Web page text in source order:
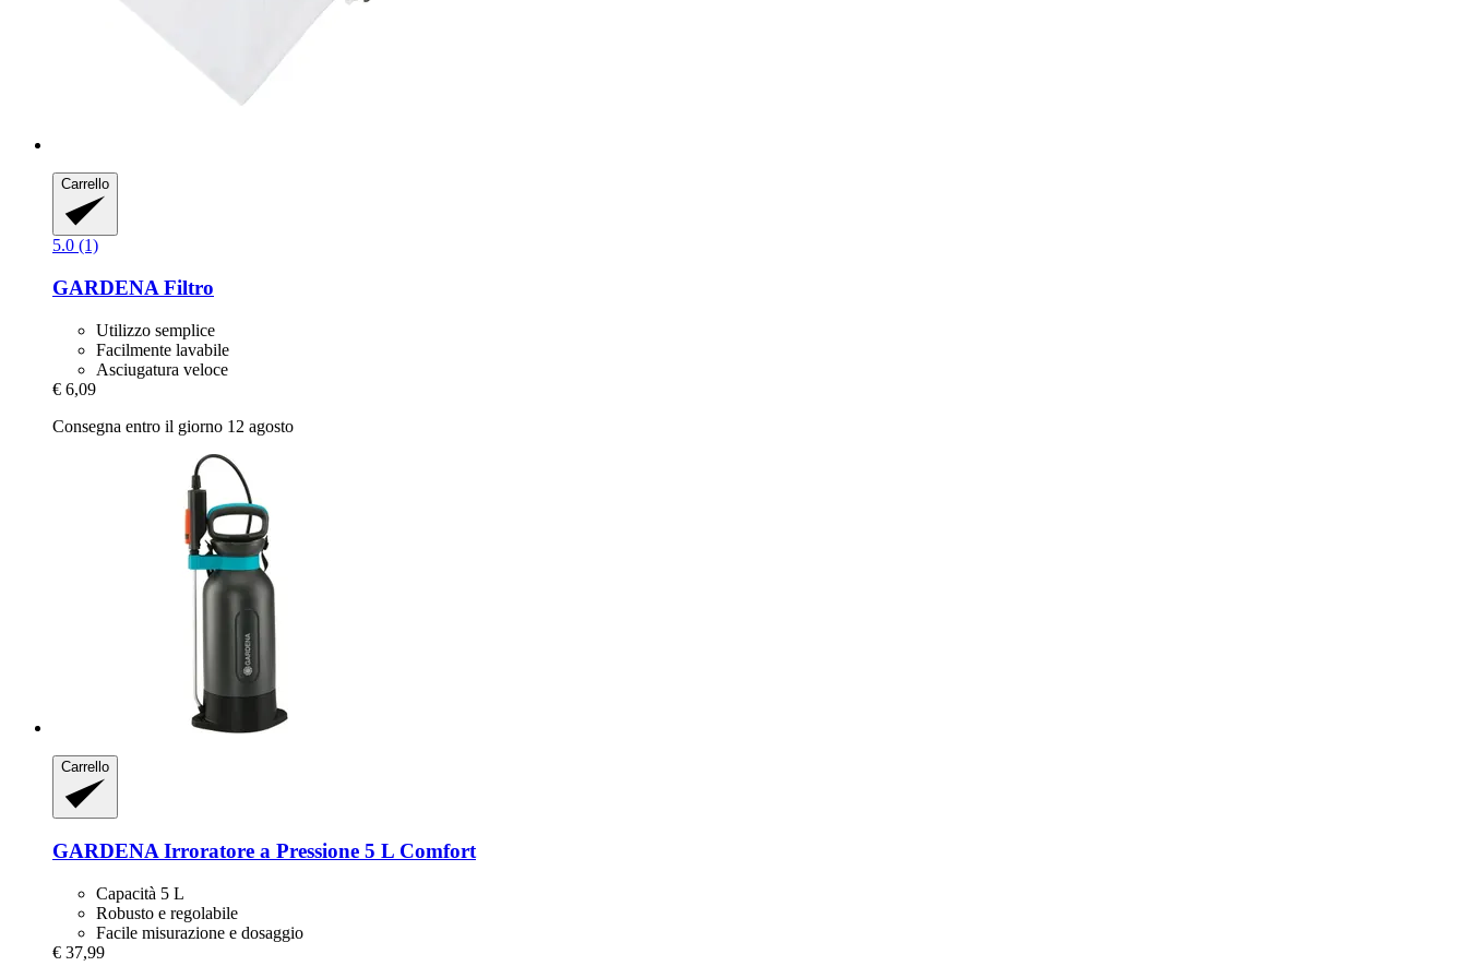
Carrello
5.0 (1)
GARDENA Filtro
Utilizzo semplice
Facilmente lavabile
Asciugatura veloce
€ 6,09
Consegna entro il giorno 12 agosto
Carrello
GARDENA Irroratore a Pressione 5 L Comfort
Capacità 5 L
Robusto e regolabile
Facile misurazione e dosaggio
€ 37,99